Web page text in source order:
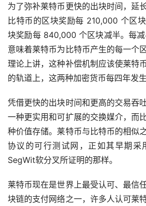
为了弥补莱特币更快的出块时间，延
比特币的区块奖励每 210,000 个区
块奖励每 840,000 个区块减半。每
意味着莱特币为比特币产生的每一个
理论上讲，这种补偿机制应该使莱特
的轨道上，这两种加密货币每四年发
凭借更快的出块时间和更高的交易吞
一种更实用和可扩展的交换媒介，而
种价值存储。莱特币与比特币的相似
协议的可行测试网，正如其早期采
SegWit软分叉所证明的那样。
莱特币现在是世界上最受认可、最信
块链的支付网络之一，许多人认可莱